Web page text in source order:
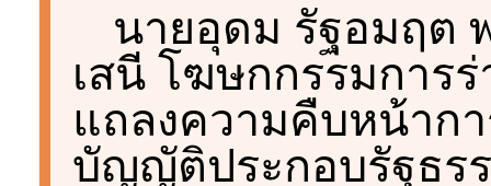
นายอุดม รัฐอมฤต
เสนี โฆษกกรรมการ
แถลงความคืบหน้าก
บัญญัติประกอบรัฐธร